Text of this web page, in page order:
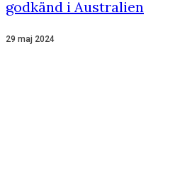
godkänd i Australien
29 maj 2024